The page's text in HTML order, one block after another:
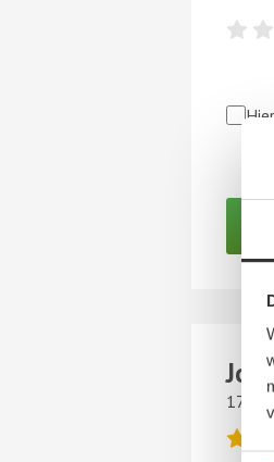
17